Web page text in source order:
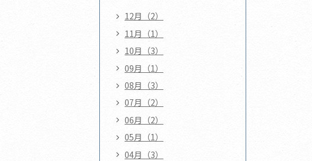
12月（2）
11月（1）
10月（3）
09月（1）
08月（3）
07月（2）
06月（2）
05月（1）
04月（3）